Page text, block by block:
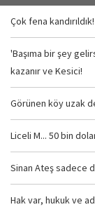
Çok fena kandırıldık!
'Başıma bir şey
kazanır ve Kesici!
Görünen köy uzak
Liceli M... 50 bin
Sinan Ateş sadece
Hak var, hukuk ve